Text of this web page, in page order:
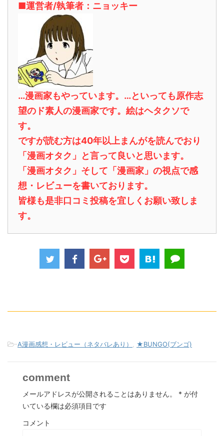
■運営者/執筆者：ニョッキー
…漫画家もやっています。…といっても原作志
望のド素人の漫画家です。絵はヘタクソで
す。
ですが読む方は40年以上まんがを読んでおり
「漫画オタク」と言って良いと思います。
「漫画オタク」そして「漫画家」の視点で感
想・レビューを書いております。
皆様も是非口コミ投稿を宜しくお願い致しま
す。
-A漫画感想・レビュー（ネタバレあり） ★BUNGO(ブンゴ)
comment
メールアドレスが公開されることはありません。 * が付
いている欄は必須項目です
コメント